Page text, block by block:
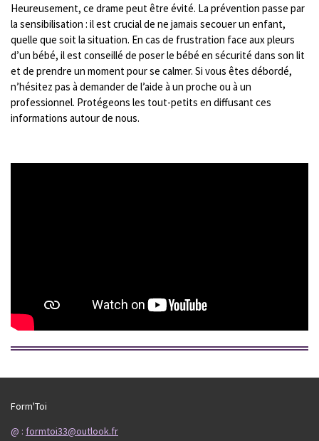
Heureusement, ce drame peut être évité. La prévention passe par
la sensibilisation : il est crucial de ne jamais secouer un enfant,
quelle que soit la situation. En cas de frustration face aux pleurs
d’un bébé, il est conseillé de poser le bébé en sécurité dans son lit
et de prendre un moment pour se calmer. Si vous êtes débordé,
n’hésitez pas à demander de l’aide à un proche ou à un
professionnel. Protégeons les tout-petits en diffusant ces
informations autour de nous.
Form'Toi
@ : formtoi33@outlook.fr